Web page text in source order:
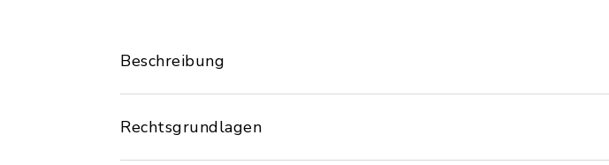
Beschreibung
Rechtsgrundlagen